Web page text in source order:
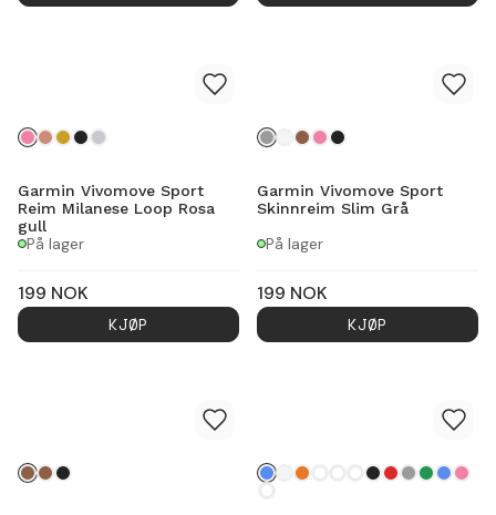
Garmin Vivomove Sport
Reim Milanese Loop Rosa
gull
På lager
199 NOK
KJØP
Garmin Vivomove Sport
Skinnreim Slim Grå
På lager
199 NOK
KJØP